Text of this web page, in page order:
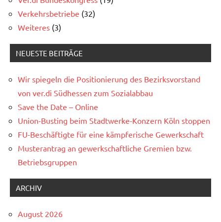
Verkehrsbetriebe (32)
Weiteres (3)
NEUESTE BEITRÄGE
Wir spiegeln die Positionierung des Bezirksvorstand
von ver.di Südhessen zum Sozialabbau
Save the Date – Online
Union-Busting beim Stadtwerke-Konzern Köln stoppen
FU-Beschäftigte für eine kämpferische Gewerkschaft
Musterantrag an gewerkschaftliche Gremien bzw.
Betriebsgruppen
ARCHIV
August 2026